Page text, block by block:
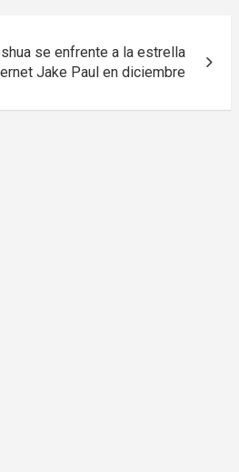
se enfrente a la estrella
Jake Paul en diciembre